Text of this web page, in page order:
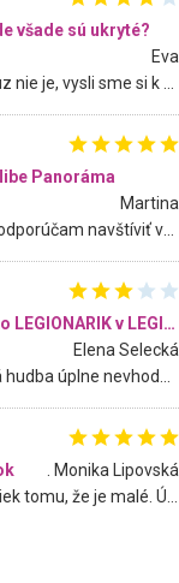
všade sú ukryté?
Eva
Panoráma
Martina
Vnútorné detské ihrisko LEGIONARIK v LEGIA Fitness
Elena Selecká
. Monika Lipovská